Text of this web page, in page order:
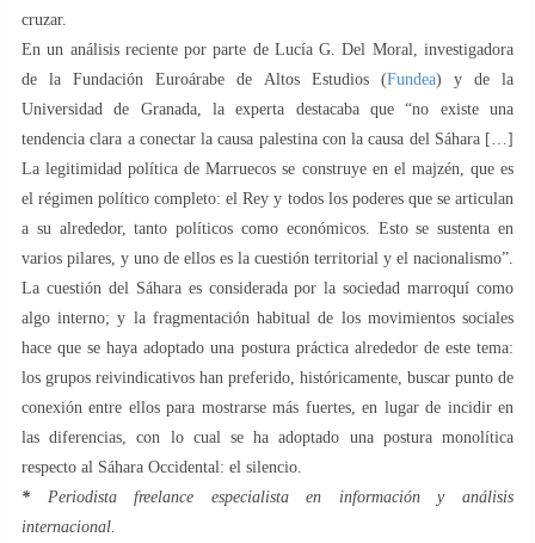
cruzar.
En un análisis reciente por parte de Lucía G. Del Moral, investigadora
de la Fundación Euroárabe de Altos Estudios (Fundea) y de la
Universidad de Granada, la experta destacaba que “no existe una
tendencia clara a conectar la causa palestina con la causa del Sáhara […]
La legitimidad política de Marruecos se construye en el majzén, que es
el régimen político completo: el Rey y todos los poderes que se articulan
a su alrededor, tanto políticos como económicos. Esto se sustenta en
varios pilares, y uno de ellos es la cuestión territorial y el nacionalismo”.
La cuestión del Sáhara es considerada por la sociedad marroquí como
algo interno; y la fragmentación habitual de los movimientos sociales
hace que se haya adoptado una postura práctica alrededor de este tema:
los grupos reivindicativos han preferido, históricamente, buscar punto de
conexión entre ellos para mostrarse más fuertes, en lugar de incidir en
las diferencias, con lo cual se ha adoptado una postura monolítica
respecto al Sáhara Occidental: el silencio.
* Periodista freelance especialista en información y análisis
internacional.